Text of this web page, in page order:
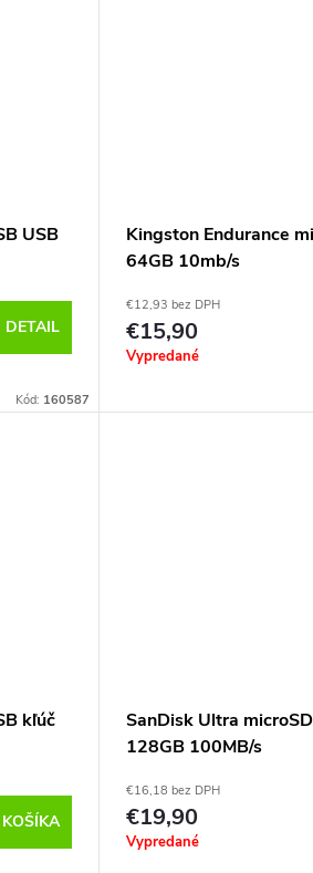
USB
DETAIL
Kód: 160587
Kingston Endurance
64GB 10mb/s
€12,93 bez DPH
€15,90
Vypredané
kľúč
SanDisk Ultra
128GB 100MB/s
€16,18 bez DPH
€19,90
Vypredané